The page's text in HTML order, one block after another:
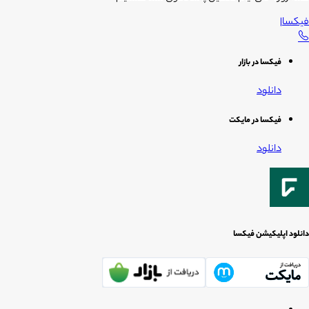
فیکسا|
فیکسا در بازار
دانلود
فیکسا در مایکت
دانلود
دانلود اپلیکیشن فیکسا